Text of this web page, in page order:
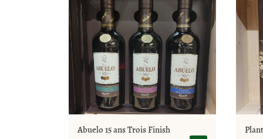
Abuelo 15 ans Trois Finish